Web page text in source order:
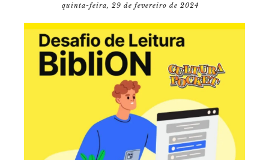
quinta-feira, 29 de fevereiro de 2024